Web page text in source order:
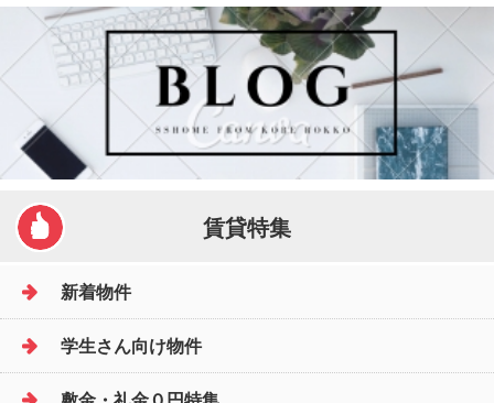
賃貸特集
新着物件
学生さん向け物件